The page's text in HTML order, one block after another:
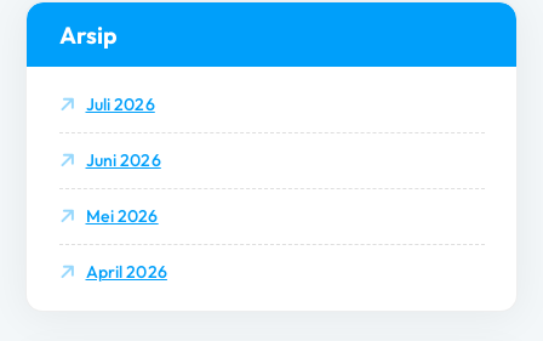
Arsip
Juli 2026
Juni 2026
Mei 2026
April 2026